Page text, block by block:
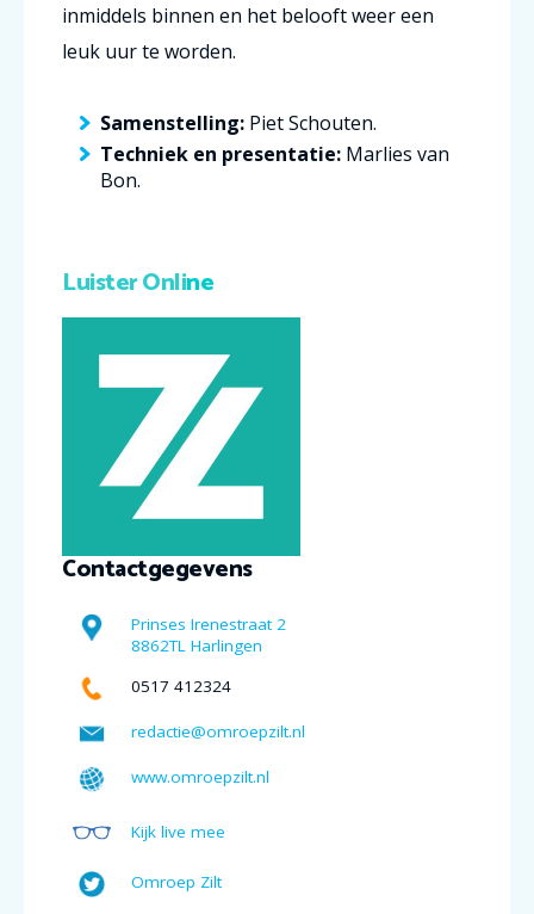
inmiddels binnen en het belooft weer een
leuk uur te worden.
Samenstelling: Piet Schouten.
Techniek en presentatie: Marlies van
Bon.
Luister Online
Contactgegevens
Prinses Irenestraat 2
8862TL Harlingen
0517 412324
redactie@omroepzilt.nl
www.omroepzilt.nl
Kijk live mee
Omroep Zilt